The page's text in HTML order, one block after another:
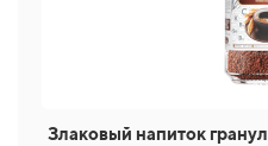
Злаковый напиток